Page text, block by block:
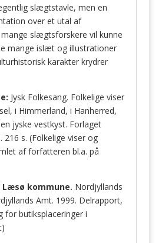
slægtstavle, men en
over et utal af
slægtsforskere vil kunne
mange islæt og illustrationer
karakter krydrer
Jysk Folkesang. Folkelige viser
i Himmerland, i Hanherred,
jyske vestkyst. Forlaget
216 s. (Folkelige viser og
af forfatteren bl.a. på
kommune. Nordjyllands
Amt. 1999. Delrapport,
for butiksplaceringer i